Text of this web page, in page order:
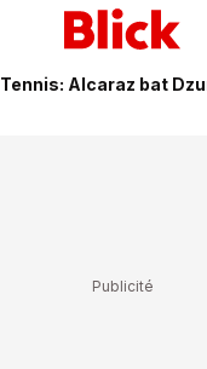
Tennis: Alcaraz bat